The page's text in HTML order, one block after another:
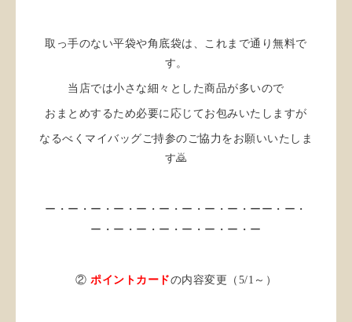
取っ手のない平袋や角底袋は、これまで通り無料で
す。
当店では小さな細々とした商品が多いので
おまとめするため必要に応じてお包みいたしますが
なるべくマイバッグご持参のご協力をお願いいたしま
す🙇
ー・ー・ー・ー・ー・ー・ー・ー・ー・ーー・ー・
ー・ー・ー・ー・ー・ー・ー・ー
② ポイントカードの内容変更（5/1～）